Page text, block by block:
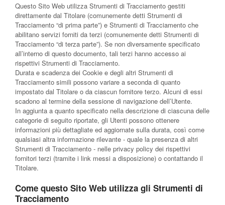
Questo Sito Web utilizza Strumenti di Tracciamento gestiti
direttamente dal Titolare (comunemente detti Strumenti di
Tracciamento “di prima parte”) e Strumenti di Tracciamento che
abilitano servizi forniti da terzi (comunemente detti Strumenti di
Tracciamento “di terza parte”). Se non diversamente specificato
all’interno di questo documento, tali terzi hanno accesso ai
rispettivi Strumenti di Tracciamento.
Durata e scadenza dei Cookie e degli altri Strumenti di
Tracciamento simili possono variare a seconda di quanto
impostato dal Titolare o da ciascun fornitore terzo. Alcuni di essi
scadono al termine della sessione di navigazione dell’Utente.
In aggiunta a quanto specificato nella descrizione di ciascuna delle
categorie di seguito riportate, gli Utenti possono ottenere
informazioni più dettagliate ed aggiornate sulla durata, così come
qualsiasi altra informazione rilevante - quale la presenza di altri
Strumenti di Tracciamento - nelle privacy policy dei rispettivi
fornitori terzi (tramite i link messi a disposizione) o contattando il
Titolare.
Come questo Sito Web utilizza gli Strumenti di
Tracciamento